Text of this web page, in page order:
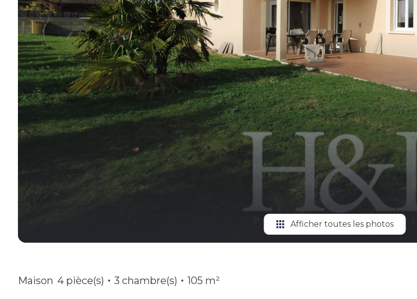
Afficher toutes les photos
Maison 4 pièce(s) 3 chambre(s) 105 m²